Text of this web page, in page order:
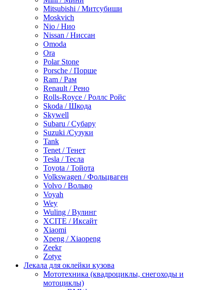
Mitsubishi / Митсубиши
Moskvich
Nio / Нио
Nissan / Ниссан
Omoda
Ora
Polar Stone
Porsche / Порше
Ram / Рам
Renault / Рено
Rolls-Royce / Роллс Ройс
Skoda / Шкода
Skywell
Subaru / Субару
Suzuki /Сузуки
Tank
Tenet / Тенет
Tesla / Тесла
Toyota / Тойота
Volkswagen / Фольцваген
Volvo / Вольво
Voyah
Wey
Wuling / Вулинг
XCITE / Иксайт
Xiaomi
Xpeng / Xiaopeng
Zeekr
Zotye
Лекала для оклейки кузова
Мототехника (квадроциклы, снегоходы и
мотоциклы)